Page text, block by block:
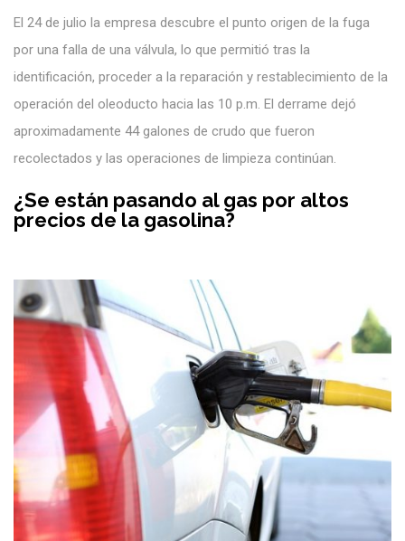
El 24 de julio la empresa descubre el punto origen de la fuga
por una falla de una válvula, lo que permitió tras la
identificación, proceder a la reparación y restablecimiento de la
operación del oleoducto hacia las 10 p.m. El derrame dejó
aproximadamente 44 galones de crudo que fueron
recolectados y las operaciones de limpieza continúan.
¿Se están pasando al gas por altos
precios de la gasolina?